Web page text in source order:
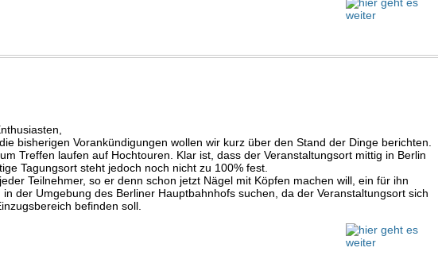
bisherigen Vorankündigungen wollen wir kurz über den Stand der Dinge berichten.
Treffen laufen auf Hochtouren. Klar ist, dass der Veranstaltungsort mittig in Berlin
Tagungsort steht jedoch noch nicht zu 100% fest.
Teilnehmer, so er denn schon jetzt Nägel mit Köpfen machen will, ein für ihn
in der Umgebung des Berliner Hauptbahnhofs suchen, da der Veranstaltungsort sich
befinden soll.